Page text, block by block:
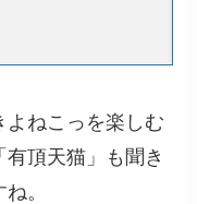
よねこっを楽しむ
頂天猫」も聞き
。